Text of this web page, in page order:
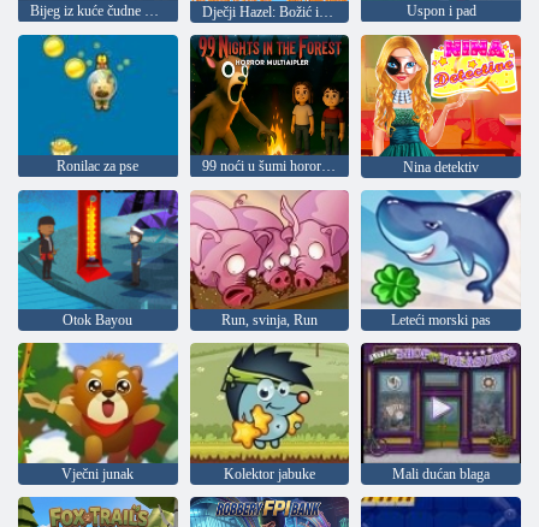
Dječji Hazel: Božić iznenađenje Uspon i pad
Ronilac za pse 99 noći u šumi horor za više igrača Nina detektiv
Otok Bayou Run, svinja, Run Leteći morski pas
Vječni junak Kolektor jabuke Mali dućan blaga